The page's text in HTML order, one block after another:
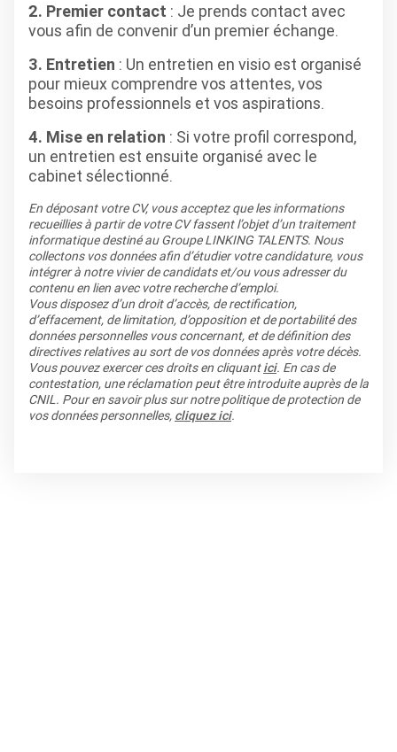
2. Premier contact : Je prends contact avec
vous afin de convenir d’un premier échange.
3. Entretien : Un entretien en visio est organisé
pour mieux comprendre vos attentes, vos
besoins professionnels et vos aspirations.
4. Mise en relation : Si votre profil correspond,
un entretien est ensuite organisé avec le
cabinet sélectionné.
En déposant votre CV, vous acceptez que les informations
recueillies à partir de votre CV fassent l’objet d’un traitement
informatique destiné au Groupe LINKING TALENTS. Nous
collectons vos données afin d’étudier votre candidature, vous
intégrer à notre vivier de candidats et/ou vous adresser du
contenu en lien avec votre recherche d’emploi.
Vous disposez d’un droit d’accès, de rectification,
d’effacement, de limitation, d’opposition et de portabilité des
données personnelles vous concernant, et de définition des
directives relatives au sort de vos données après votre décès.
Vous pouvez exercer ces droits en cliquantici. En cas de
contestation, une réclamation peut être introduite auprès de la
CNIL. Pour en savoir plus sur notre politique de protection de
vos données personnelles, cliquez ici.